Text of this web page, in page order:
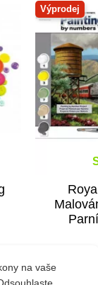
Výprodej
na vaše